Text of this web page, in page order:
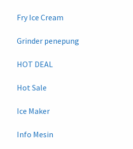
Fry Ice Cream
Grinder penepung
HOT DEAL
Hot Sale
Ice Maker
Info Mesin